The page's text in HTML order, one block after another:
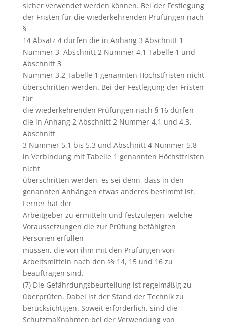
sicher verwendet werden können. Bei der Festlegung
der Fristen für die wiederkehrenden Prüfungen nach
§
14 Absatz 4 dürfen die in Anhang 3 Abschnitt 1
Nummer 3, Abschnitt 2 Nummer 4.1 Tabelle 1 und
Abschnitt 3
Nummer 3.2 Tabelle 1 genannten Höchstfristen nicht
überschritten werden. Bei der Festlegung der Fristen
für
die wiederkehrenden Prüfungen nach § 16 dürfen
die in Anhang 2 Abschnitt 2 Nummer 4.1 und 4.3,
Abschnitt
3 Nummer 5.1 bis 5.3 und Abschnitt 4 Nummer 5.8
in Verbindung mit Tabelle 1 genannten Höchstfristen
nicht
überschritten werden, es sei denn, dass in den
genannten Anhängen etwas anderes bestimmt ist.
Ferner hat der
Arbeitgeber zu ermitteln und festzulegen, welche
Voraussetzungen die zur Prüfung befähigten
Personen erfüllen
müssen, die von ihm mit den Prüfungen von
Arbeitsmitteln nach den §§ 14, 15 und 16 zu
beauftragen sind.
(7) Die Gefährdungsbeurteilung ist regelmäßig zu
überprüfen. Dabei ist der Stand der Technik zu
berücksichtigen. Soweit erforderlich, sind die
Schutzmaßnahmen bei der Verwendung von